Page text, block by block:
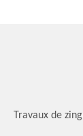
Travaux de